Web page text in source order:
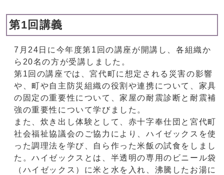
第1回講義
7月24日に今年度第1回の講座が開講し、各組織か
ら20名の方が受講しました。
第1回の講座では、宮代町に想定される災害の影響
や、町や自主防災組織の役割や連携について、家具
の固定の重要性について、家屋の耐震診断と耐震補
強の重要性について学びました。
また、炊き出し体験として、赤十字奉仕団と宮代町
社会福祉協議会のご協力により、ハイゼックスを使
った調理法を学び、自ら作った米飯の試食をしまし
た。ハイゼックスとは、半透明の専用のビニール袋
（ハイゼックス）に米と水を入れ、沸騰したお湯に